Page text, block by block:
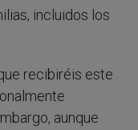
incluidos los
recibiréis este
aunque